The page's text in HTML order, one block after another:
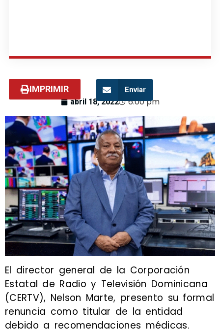
Enviar
IMPRIMIR
abril 18, 2022 6:00 pm
El director general de la Corporación
Estatal de Radio y Televisión Dominicana
(CERTV), Nelson Marte, presento su formal
renuncia como titular de la entidad
debido a recomendaciones médicas.